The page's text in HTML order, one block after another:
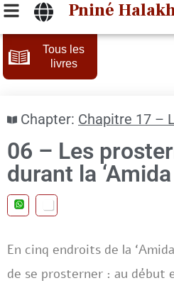
Pniné
Tous les
livres
Chapter: Chapitre 17 –
06 – Les
durant la ‘Amida
En cinq endroits de la
de se prosterner : au début